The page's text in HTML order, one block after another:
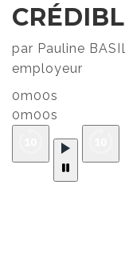
par Pauline
employeur
0m00s
0m00s